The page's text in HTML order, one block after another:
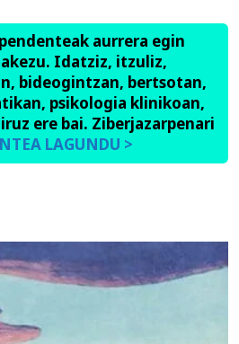
aurrera egin
Idatziz, itzuliz,
bideogintzan, bertsotan,
psikologia klinikoan,
ere bai. Ziberjazarpenari
LAGUNDU >